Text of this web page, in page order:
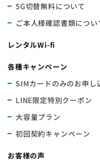
5G切替無料について
ご本人様確認書類につい
レンタルWi-fi
各種キャンペーン
SIMカードのみのお申し
LINE限定特別クーポン
大容量プラン
初回契約キャンペーン
お客様の声